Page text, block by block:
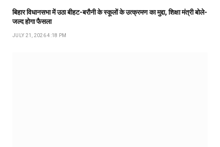
बिहार विधानसभा में उठा बीहट-बरौनी के स्कूलों के उत्क्रमण का मुद्दा, शिक्षा मंत्री बोले-
जल्द होगा फैसला
JULY 21, 2026 4:18 PM